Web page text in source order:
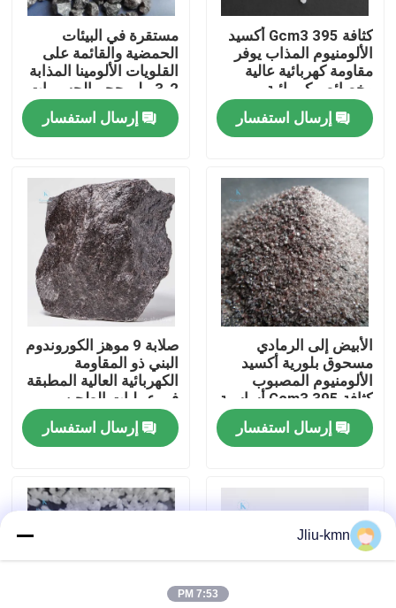
المنزل
حولنا
جولة في المصنع
مراقبة الجودة
اتصل بنا
أخبار
VR
أكسيد الألومنيوم المصهور
كثافة 395 Gcm3 أكسيد
الألومنيوم المذاب يوفر
مقاومة كهربائية عالية
وخصائص كيميائية
مستقرة في البيئات
الحمضية والقائمة على
القلوية
إرسال استفسار
مستقرة في البيئات
الحمضية والقائمة على
القلويات الألومينا المذابة
2-3 ملم حجم الجسيمات
المواد للاستخدامات
السيراميكية والمعادن
إرسال استفسار
الأبيض إلى الرمادي
مسحوق بلورية أكسيد
الألومنيوم المصبوب
كثافة 395 Gcm3 أساسية
الدقة صب المنتجات
المواد الخامإرسال استفسار
صلابة 9 موهز الكوروندوم
البني ذو المقاومة
الكهربائية العالية المطبقة
في عمليات الطحن
والتلميع والقطع
إرسال استفسار
Jliu-kmn
7:53 PM